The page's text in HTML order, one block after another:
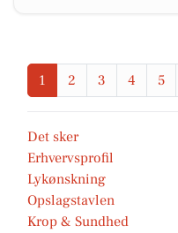
1 2 3 4 5
Det sker
Erhvervsprofil
Lykønskning
Opslagstavlen
Krop & Sundhed